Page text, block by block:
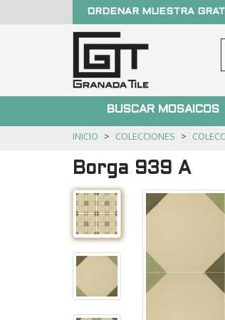
ORDENAR MUESTRA
BUSCAR MOSAICOS
INICIO COLECCIONES
Borga 939 A